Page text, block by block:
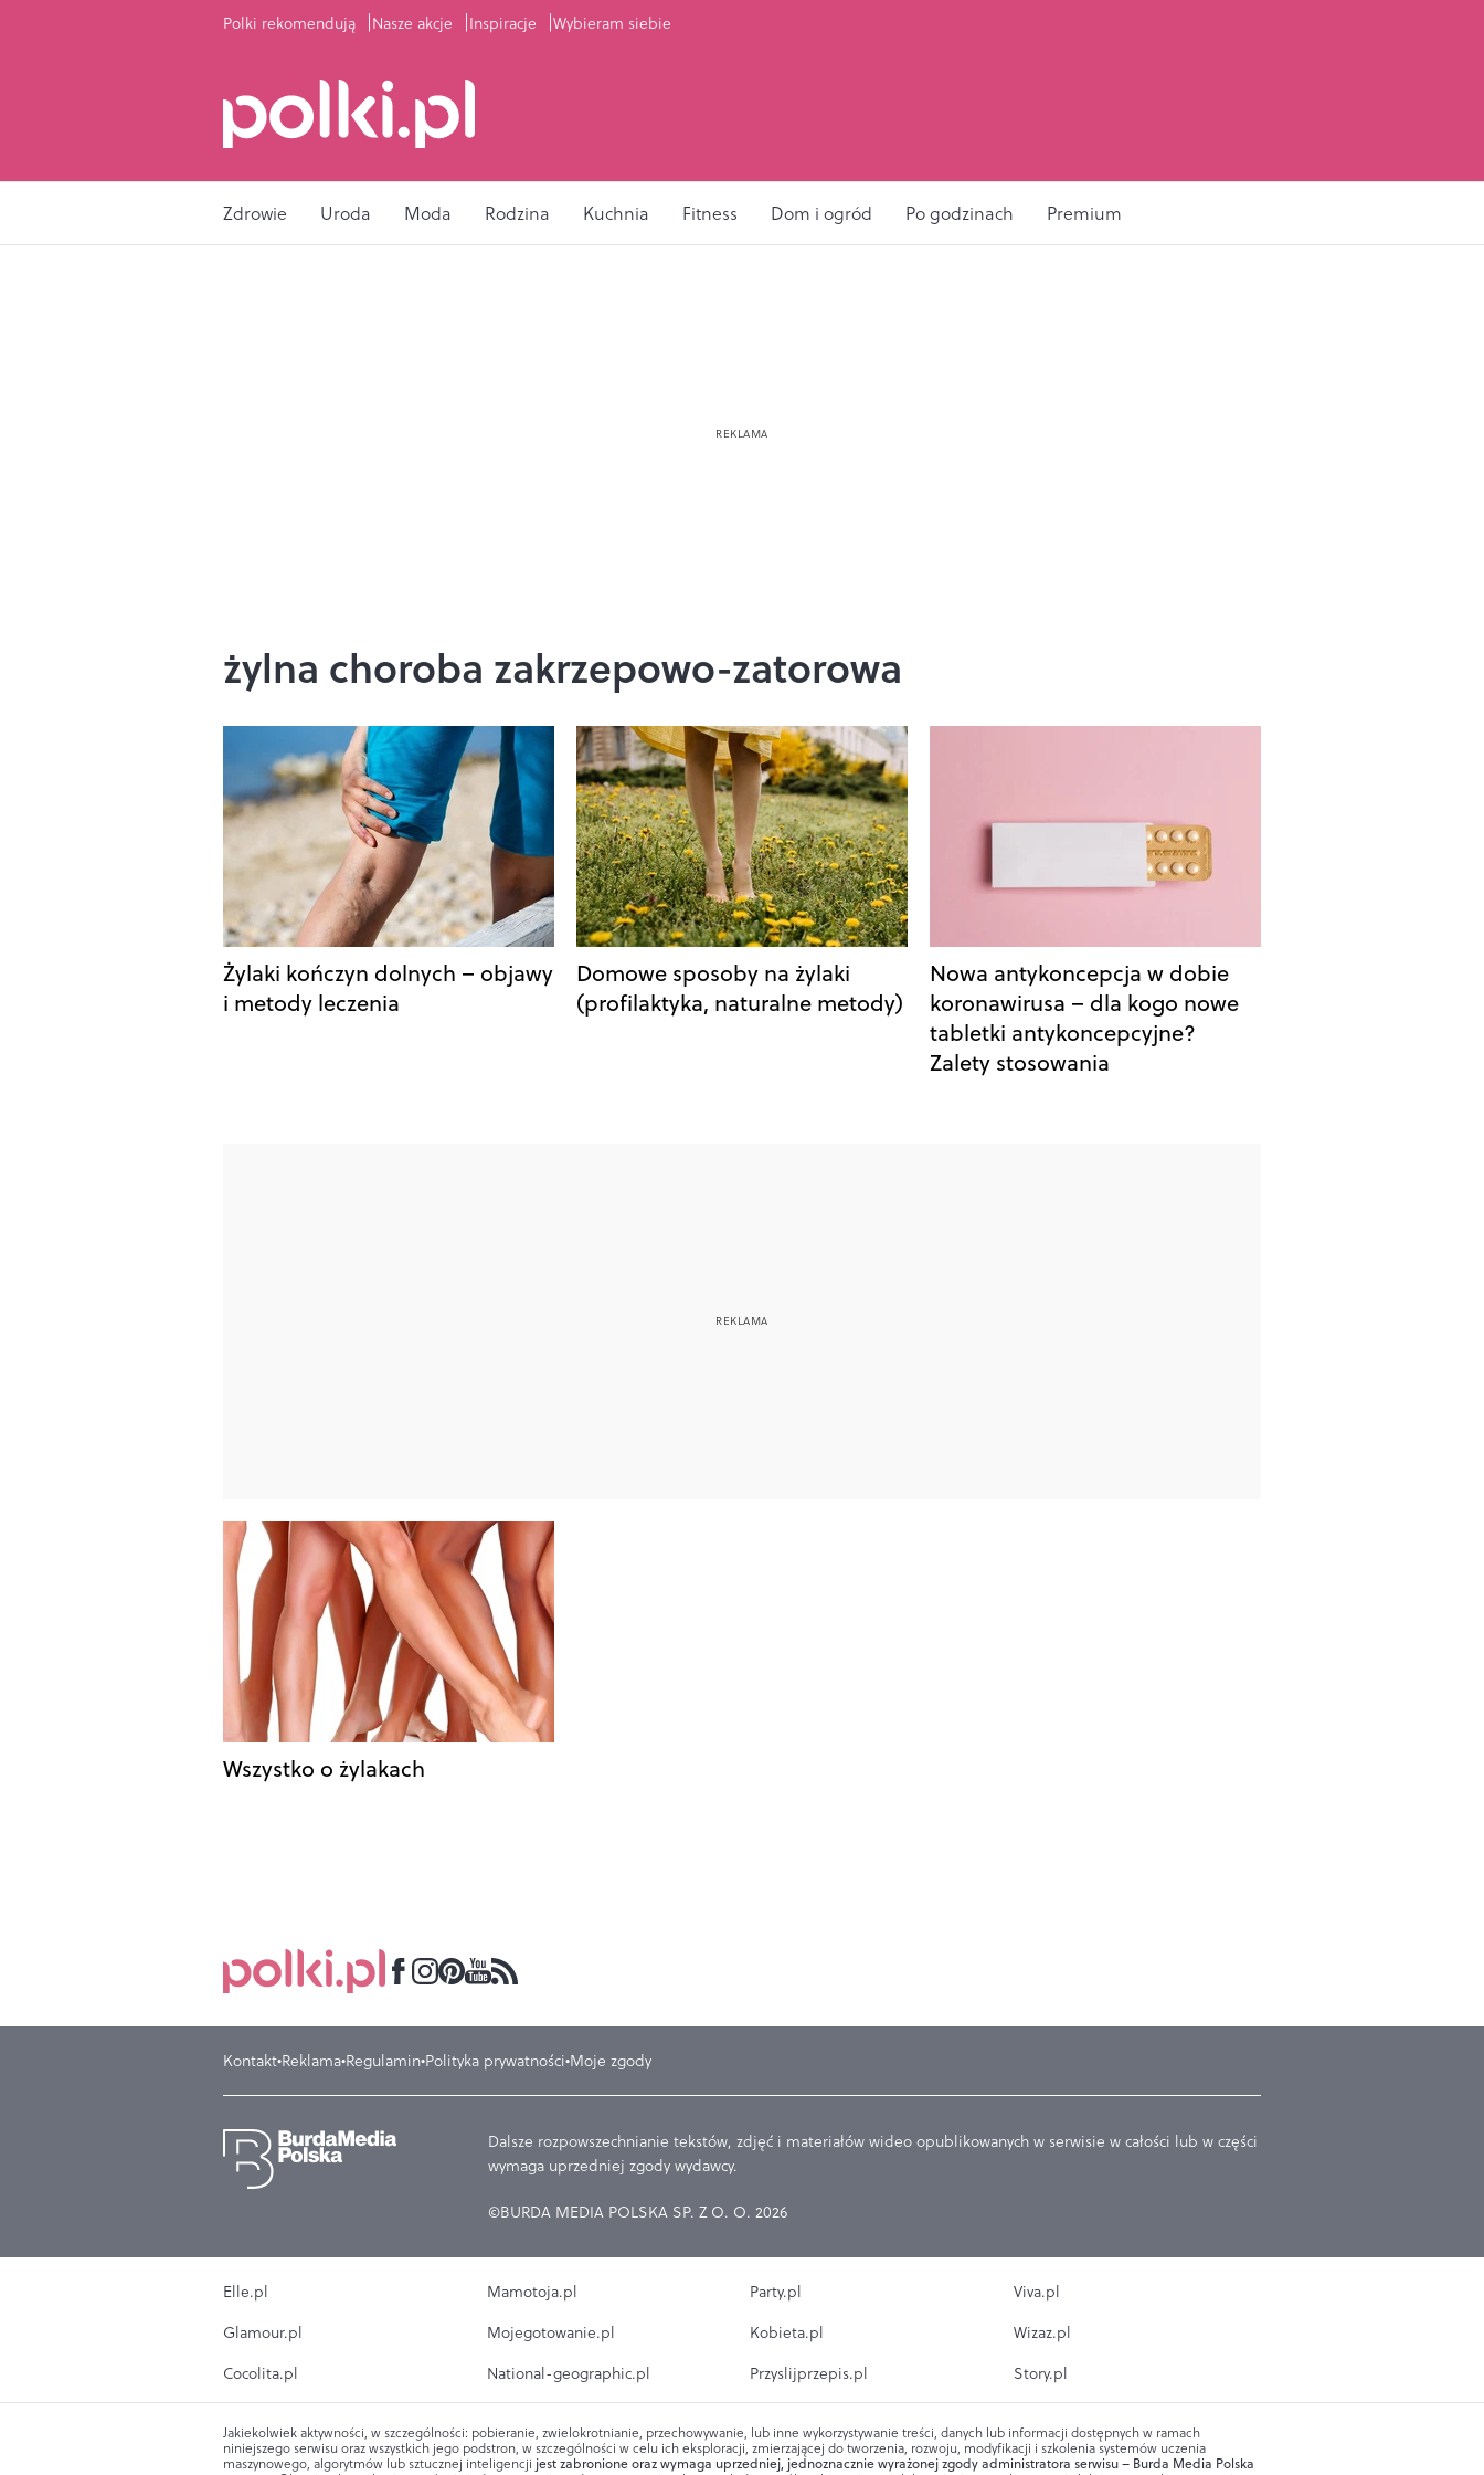
Polki rekomendują Nasze akcje Inspiracje Wybieram siebie
Zdrowie Uroda Moda Rodzina Kuchnia Fitness Dom i ogród Po godzinach Premium
żylna choroba zakrzepowo-zatorowa
Żylaki kończyn dolnych – objawy
i metody leczenia
Domowe sposoby na żylaki
(profilaktyka, naturalne metody)
Nowa antykoncepcja w dobie
koronawirusa – dla kogo nowe
tabletki antykoncepcyjne?
Zalety stosowania
Wszystko o żylakach
Kontakt Reklama Regulamin Polityka prywatności Moje zgody
Dalsze rozpowszechnianie tekstów, zdjęć i materiałów wideo opublikowanych w serwisie w całości lub w części
wymaga uprzedniej zgody wydawcy.
©BURDA MEDIA POLSKA SP. Z O. O. 2026
Elle.pl
Glamour.pl
Cocolita.pl
Mamotoja.pl
Mojegotowanie.pl
National-geographic.pl
Party.pl
Kobieta.pl
Przyslijprzepis.pl
Viva.pl
Wizaz.pl
Story.pl
Jakiekolwiek aktywności, w szczególności: pobieranie, zwielokrotnianie, przechowywanie, lub inne wykorzystywanie treści, danych lub informacji dostępnych w ramach
niniejszego serwisu oraz wszystkich jego podstron, w szczególności w celu ich eksploracji, zmierzającej do tworzenia, rozwoju, modyfikacji i szkolenia systemów uczenia
maszynowego, algorytmów lub sztucznej inteligencji jest zabronione oraz wymaga uprzedniej, jednoznacznie wyrażonej zgody administratora serwisu – Burda Media Polska